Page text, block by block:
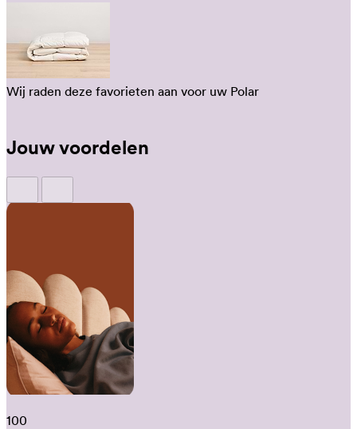
Wij raden deze favorieten aan voor uw Polar
Jouw voordelen
100